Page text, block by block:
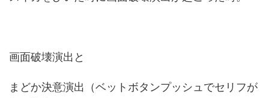
画面破壊演出と
まどか決意演出（ベットボタンプッシュでセリフが